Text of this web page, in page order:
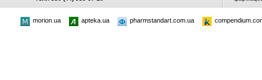
morion.ua apteka.ua pharmstandart.com.ua